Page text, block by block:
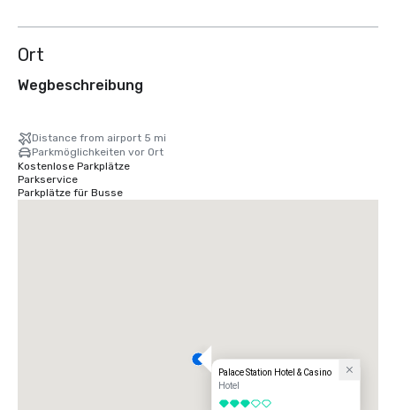
Ort
Wegbeschreibung
Distance from airport 5 mi
Parkmöglichkeiten vor Ort
Kostenlose Parkplätze
Parkservice
Parkplätze für Busse
Palace Station Hotel & Casino
Hotel
3 von 5